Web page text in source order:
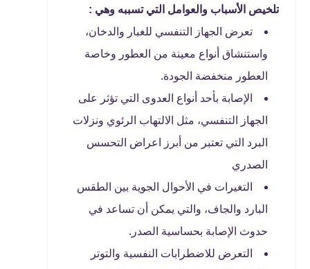
تلخيص الأسباب والعوامل التي تسببه وهي :
تعرض الجهاز التنفسي للغبار والدخان،
واستنشاق أنواع معينة من العطور وخاصة
العطور منخفضة الجودة.
الإصابة بأحد أنواع العدوى التي تؤثر على
الجهاز التنفسي، مثل الالتهاب الرئوي ونزلات
البرد التي تعتبر من أبرز اعراض التحسس
الصدري
التغيرات في الأحوال الجوية بين الطقس
البارد والجاف، والتي يمكن أن تساعد في
حدوث الإصابة بحساسية الصدر.
التعرض للاضطرابات النفسية والتوتر